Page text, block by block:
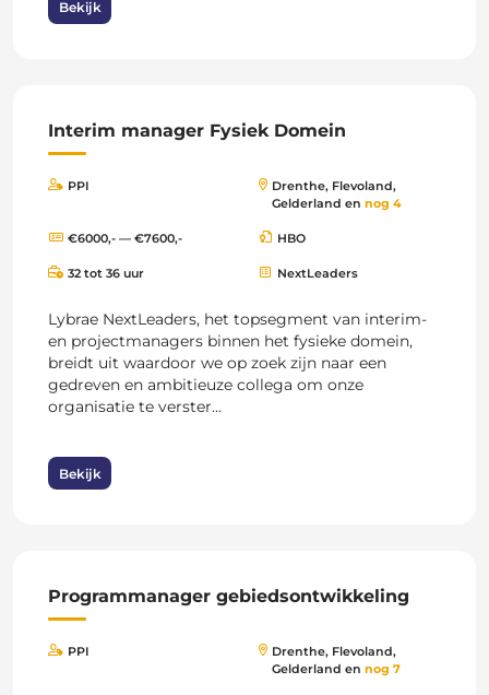
Bekijk
Interim manager Fysiek Domein
PPI
Drenthe, Flevoland,
Gelderland ennog 4
€6000,- — €7600,- HBO
32 tot 36 uur NextLeaders
Lybrae NextLeaders, het topsegment van interim-
en projectmanagers binnen het fysieke domein,
breidt uit waardoor we op zoek zijn naar een
gedreven en ambitieuze collega om onze
organisatie te verster...
Bekijk
Programmanager gebiedsontwikkeling
PPI
Drenthe, Flevoland,
Gelderland ennog 7